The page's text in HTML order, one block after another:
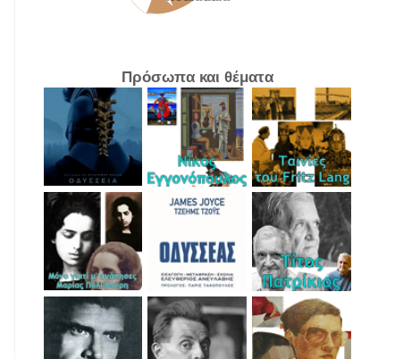
Πρόσωπα και θέματα